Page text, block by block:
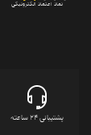
نماد اعتماد الکترونیکی
پشتیبانی 24 ساعته